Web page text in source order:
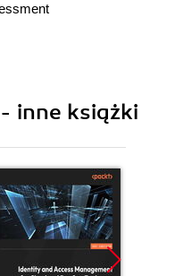
A Summary
Rules Explanations
Approaches: A
Approaches: A
inne książki